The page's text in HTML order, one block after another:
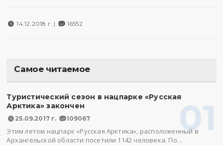
14.12.2018 г. | 16552
Самое читаемое
01
Туристический сезон в нацпарке «Русская
Арктика» закончен
25.09.2017 г. 109067
Этим летом нацпарк «Русская Арктика», расположенный в
Архангельской области посетили 1142 человека. По…